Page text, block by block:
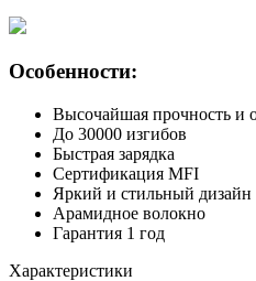
Особенности:
Высочайшая прочность и
До 30000 изгибов
Быстрая зарядка
Сертификация MFI
Яркий и стильный дизайн
Арамидное волокно
Гарантия 1 год
Характеристики